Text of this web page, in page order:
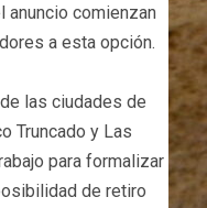
comienzan
a esta opción.
las ciudades de
Truncado y Las
para formalizar
de retiro